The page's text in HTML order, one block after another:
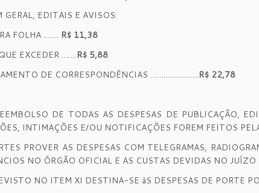
GERAL, EDITAIS E AVISOS:
FOLHA ……. R$ 11,38
EXCEDER …….R$ 5,88
DE CORRESPONDÊNCIAS ………………….R$ 22,78
DE TODAS AS DESPESAS DE PUBLICAÇÃO,
INTIMAÇÕES E/OU NOTIFICAÇÕES FOREM FEITOS
PROVER AS DESPESAS COM TELEGRAMAS,
NO ÓRGÃO OFICIAL E AS CUSTAS DEVIDAS NO JUÍZO
NO ITEM XI DESTINA-SE àS DESPESAS DE PORTE